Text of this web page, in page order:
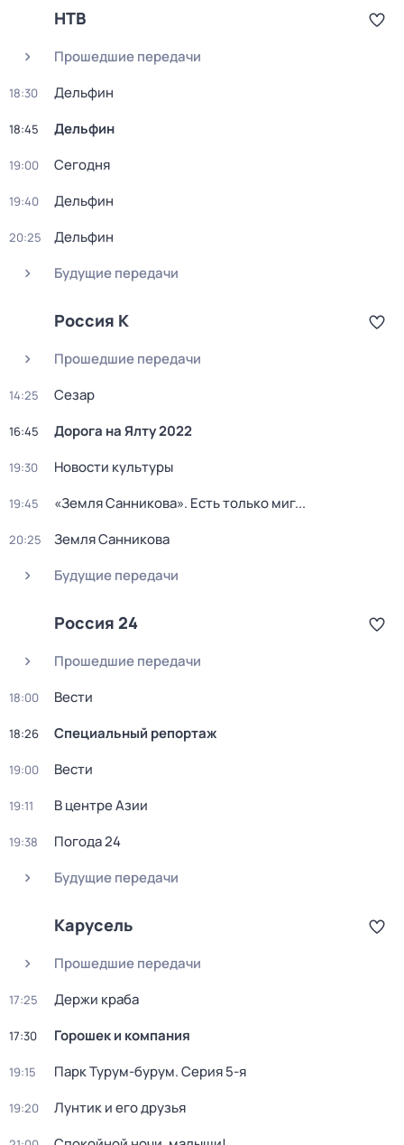
НТВ
Прошедшие передачи
18:30 Дельфин
18:45 Дельфин
19:00 Сегодня
19:40 Дельфин
20:25
Дельфин
Будущие передачи
Россия К
Прошедшие передачи
14:25 Сезар
16:45 Дорога на Ялту 2022
19:30 Новости культуры
19:45 «Земля Санникова». Есть только миг...
20:25
Земля Санникова
Будущие передачи
Россия 24
Прошедшие передачи
18:00 Вести
18:26 Специальный репортаж
19:00 Вести
19:11 В центре Азии
19:38
Погода 24
Будущие передачи
Карусель
Прошедшие передачи
17:25 Держи краба
17:30 Горошек и компания
19:15 Парк Турум-бурум. Серия 5-я
19:20 Лунтик и его друзья